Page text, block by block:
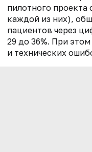
пилотного проекта
каждой из них),
пациентов через
29 до 36%. При
и технических